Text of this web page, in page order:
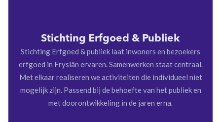
Stichting Erfgoed & Publiek
Stichting Erfgoed & publiek laat inwoners en bezoekers
erfgoed in Fryslân ervaren. Samenwerken staat centraal.
Met elkaar realiseren we activiteiten die individueel niet
mogelijk zijn. Passend bij de behoefte van het publiek en
met doorontwikkeling in de jaren erna.